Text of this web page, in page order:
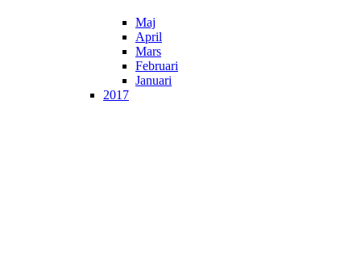
Maj
April
Mars
Februari
Januari
2017